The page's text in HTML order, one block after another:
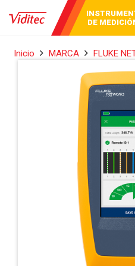
AUDIO Y
VIDEO
BROADCAST
DE
Inicio MARCA FLUKE